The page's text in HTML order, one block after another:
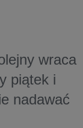
wraca
piątek i
nadawać